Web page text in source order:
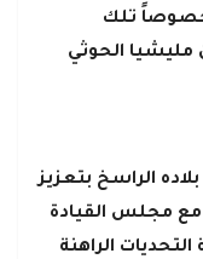
خصوصاً تلك
مليشيا الحوثي
الراسخ بتعزيز
مع مجلس القيادة
الراهنة